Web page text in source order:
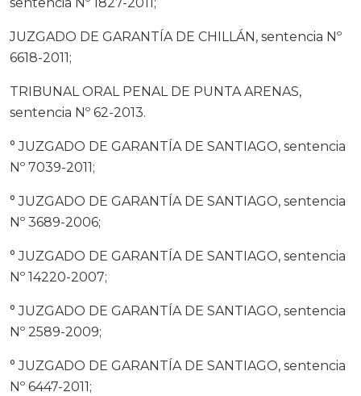
JUZGADO DE GARANTÍA DE CHILLÁN, sentencia Nº
6618-2011;
TRIBUNAL ORAL PENAL DE PUNTA ARENAS,
sentencia Nº 62-2013.
° JUZGADO DE GARANTÍA DE SANTIAGO, sentencia
Nº 7039-2011;
° JUZGADO DE GARANTÍA DE SANTIAGO, sentencia
Nº 3689-2006;
° JUZGADO DE GARANTÍA DE SANTIAGO, sentencia
Nº 14220-2007;
° JUZGADO DE GARANTÍA DE SANTIAGO, sentencia
Nº 2589-2009;
° JUZGADO DE GARANTÍA DE SANTIAGO, sentencia
Nº 6447-2011;